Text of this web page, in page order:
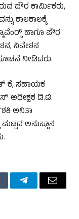
ಪೌರ ಕಾರ್ಮಿಕರು,
ಕಾಲಕಾಲಕ್ಕೆ
ಹಾಗೂ ಪೌರ
ನಿವೇಶನ
ನೀಡಿದರು.
ಕೆ, ಸಹಾಯಕ
ಅಧೀಕ್ಷಕ ಡಿ.ಟಿ.
ಅನಿತಾ
ಅನುಷ್ಠಾನ
TelegramEmail